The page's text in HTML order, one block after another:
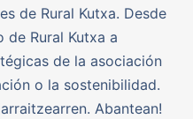
de Rural Kutxa. Desde
de Rural Kutxa a
de la asociación
o la sostenibilidad.
Abantean!